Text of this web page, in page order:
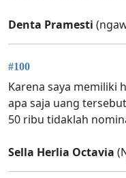
Denta Pramesti
#100
Karena saya memiliki
apa saja uang
50 ribu tidaklah
Sella Herlia Octavia